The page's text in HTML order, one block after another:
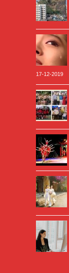
17-12-2019